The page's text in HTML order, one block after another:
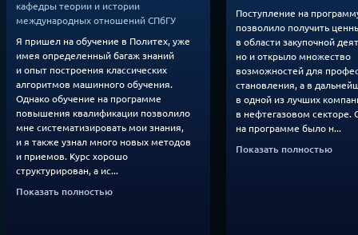
кафедры теории и истории
международных отношений СПбГУ
Я пришел на обучение в Политех, уже
имея определенный багаж знаний
и опыт построения классических
алгоритмов машинного обучения.
Однако обучение на программе
повышения квалификации позволило
мне систематизировать мои знания,
и я также узнал много новых методов
и приемов. Курс хорошо
структурирован, а ис...
Показать полностью
Поступление на
позволило получить
в области закупочной
но и открыло множество
возможностей для
становления, а в
в одной из лучших
в нефтегазовом секторе.
на программе было н...
Показать полностью